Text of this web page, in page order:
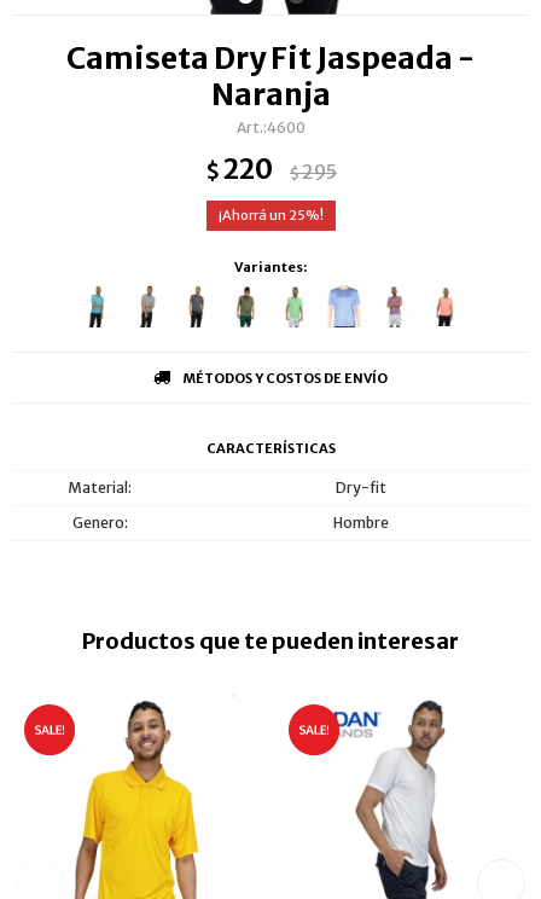
Camiseta Dry Fit Jaspeada -
Naranja
4600
$220 $295
25
Variantes:
MÉTODOS Y COSTOS DE ENVÍO
CARACTERÍSTICAS
Material
Dry-fit
Genero
Hombre
Productos que te pueden interesar